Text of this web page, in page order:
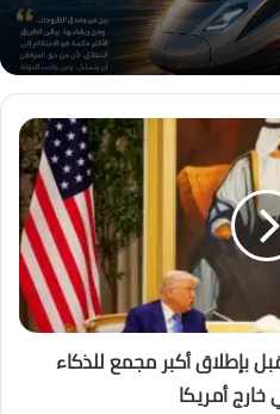
بإطلاق أكبر مجمع للذكاء
أمريكا